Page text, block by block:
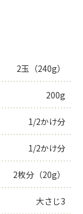
2玉（240g）
200g
1/2かけ分
1/2かけ分
2枚分（20g）
大さじ3